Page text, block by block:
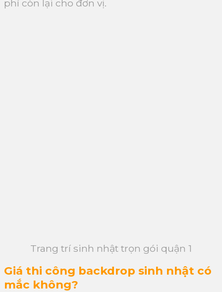
phí còn lại cho đơn vị.
Trang trí sinh nhật trọn gói quận 1
Giá thi công backdrop sinh nhật có
mắc không?